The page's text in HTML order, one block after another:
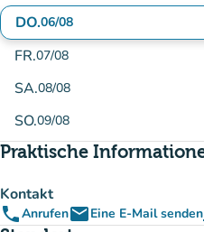
DO.06/08
FR.07/08
SA.08/08
SO.09/08
Praktische
Kontakt
phoneAnrufenemailEine E-Mail senden